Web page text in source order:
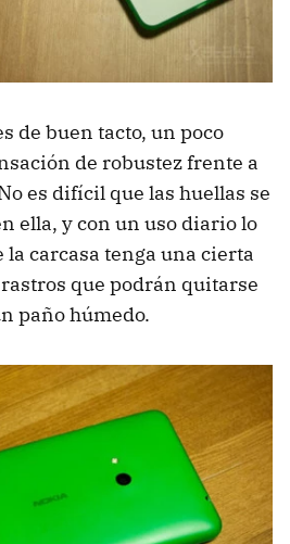
de buen tacto, un poco
de robustez frente a
es difícil que las huellas se
ella, y con un uso diario lo
la carcasa tenga una cierta
que podrán quitarse
paño húmedo.